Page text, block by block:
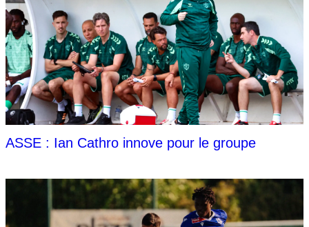
ASSE : Ian Cathro innove pour le groupe